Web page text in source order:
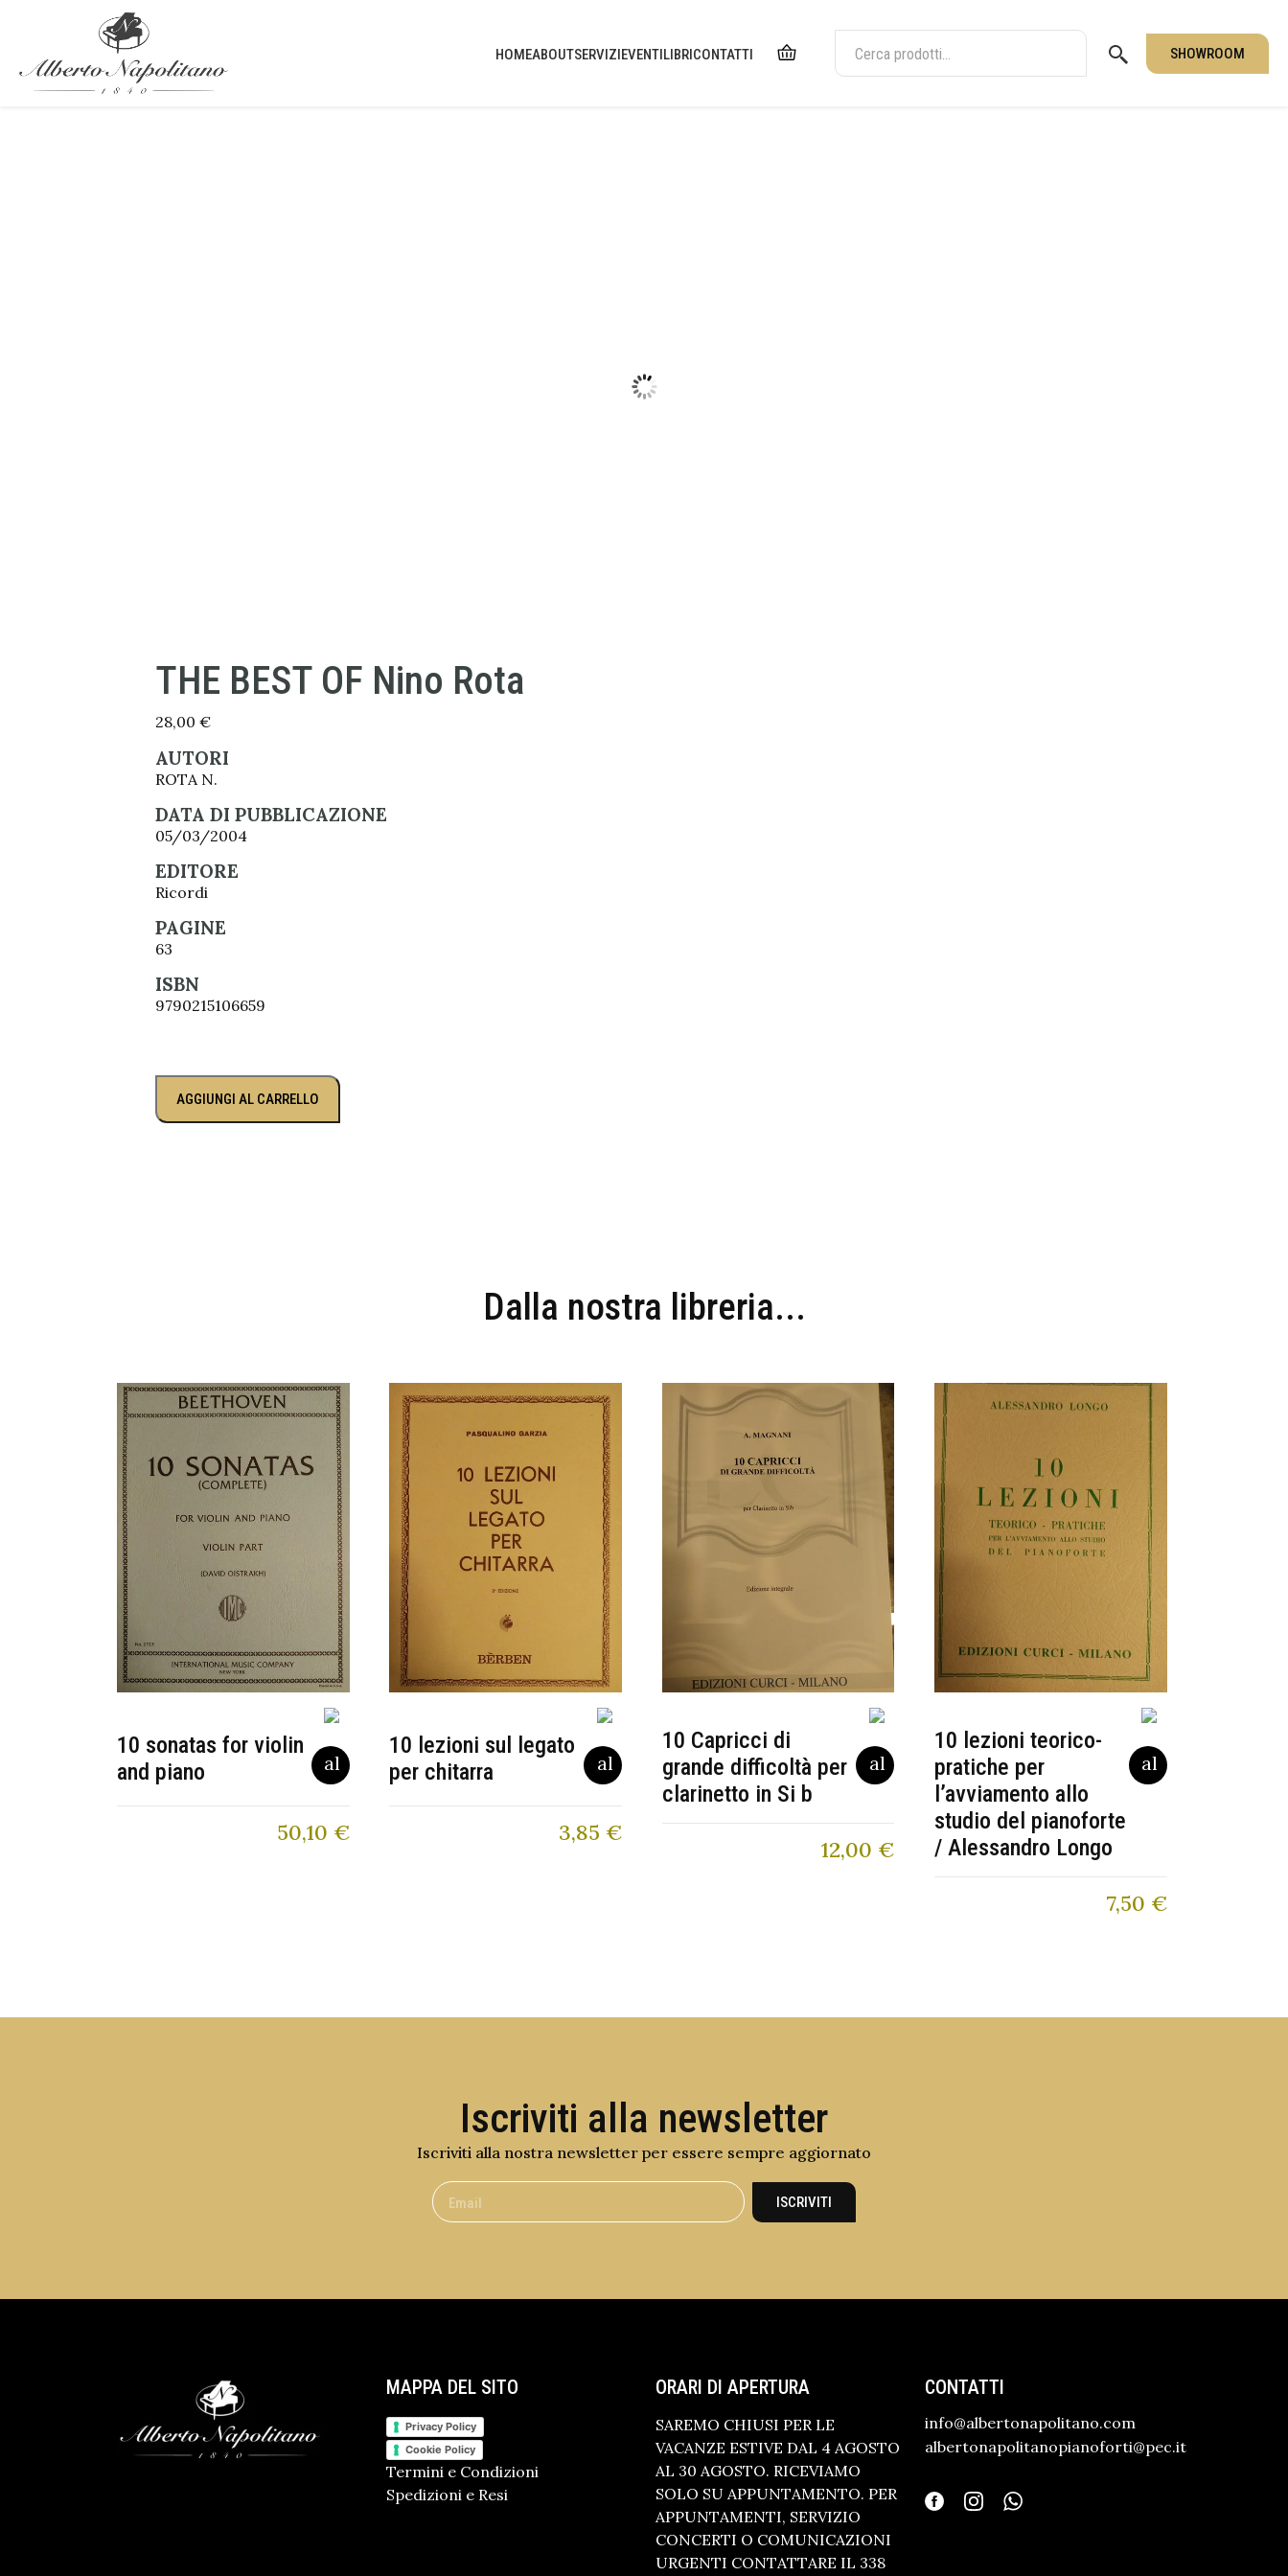
HOMEABOUTSERVIZIEVENTILIBRICONTATTI SHOWROOM
THE BEST OF Nino Rota
28,00 €
AUTORI
ROTA N.
DATA DI PUBBLICAZIONE
05/03/2004
EDITORE
Ricordi
PAGINE
63
ISBN
9790215106659
AGGIUNGI AL CARRELLO
Dalla nostra libreria...
10 sonatas for violin
and piano
50,10 €
10 lezioni sul legato
per chitarra
3,85 €
10 Capricci di
grande difficoltà per
clarinetto in Si b
12,00 €
10 lezioni teorico-
pratiche per
l’avviamento allo
studio del pianoforte
/ Alessandro Longo
7,50 €
Iscriviti alla newsletter
Iscriviti alla nostra newsletter per essere sempre aggiornato
ISCRIVITI
MAPPA DEL SITO
Privacy Policy
Cookie Policy
Termini e Condizioni
Spedizioni e Resi
ORARI DI APERTURA
SAREMO CHIUSI PER LE
VACANZE ESTIVE DAL 4 AGOSTO
AL 30 AGOSTO. RICEVIAMO
SOLO SU APPUNTAMENTO. PER
APPUNTAMENTI, SERVIZIO
CONCERTI O COMUNICAZIONI
URGENTI CONTATTARE IL 338
CONTATTI
info@albertonapolitano.com
albertonapolitanopianoforti@pec.it